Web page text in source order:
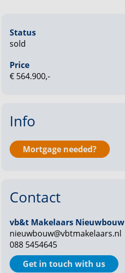
Status
sold
Price
€ 564.900,-
Info
Mortgage needed?
Contact
vb&t Makelaars Nieuwbouw
nieuwbouw@vbtmakelaars.nl
088 5454645
Get in touch with us